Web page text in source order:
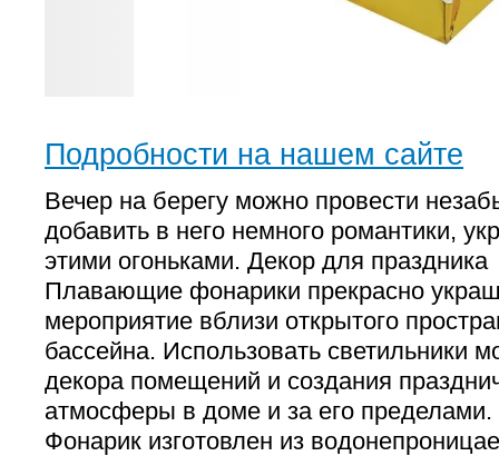
Подробности на нашем сайте
Вечер на берегу можно провести
добавить в него немного романтики,
этими огоньками. Декор для праздника
Плавающие фонарики прекрасно
мероприятие вблизи открытого
бассейна. Использовать светильники
декора помещений и создания
атмосферы в доме и за его
Фонарик изготовлен из